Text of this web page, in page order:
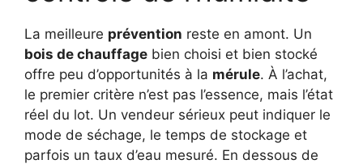
La meilleure prévention reste en amont. Un
bois de chauffage bien choisi et bien stocké
offre peu d’opportunités à la mérule. À l’achat,
le premier critère n’est pas l’essence, mais l’état
réel du lot. Un vendeur sérieux peut indiquer le
mode de séchage, le temps de stockage et
parfois un taux d’eau mesuré. En dessous de